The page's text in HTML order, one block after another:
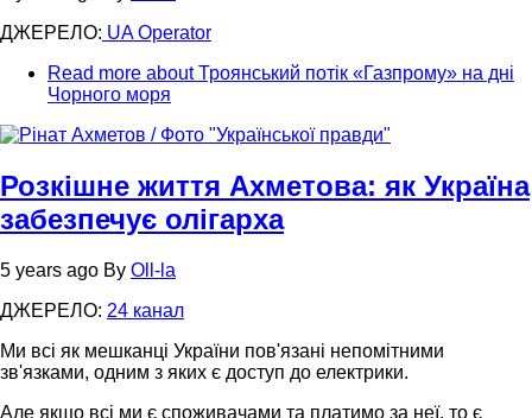
ДЖЕРЕЛО: UA Operator
Read more about Троянський потік «Газпрому» на дні
Чорного моря
Розкішне життя Ахметова: як Україна
забезпечує олігарха
5 years ago By Oll-la
ДЖЕРЕЛО: 24 канал
Ми всі як мешканці України пов'язані непомітними
зв'язками, одним з яких є доступ до електрики.
Але якщо всі ми є споживачами та платимо за неї, то є